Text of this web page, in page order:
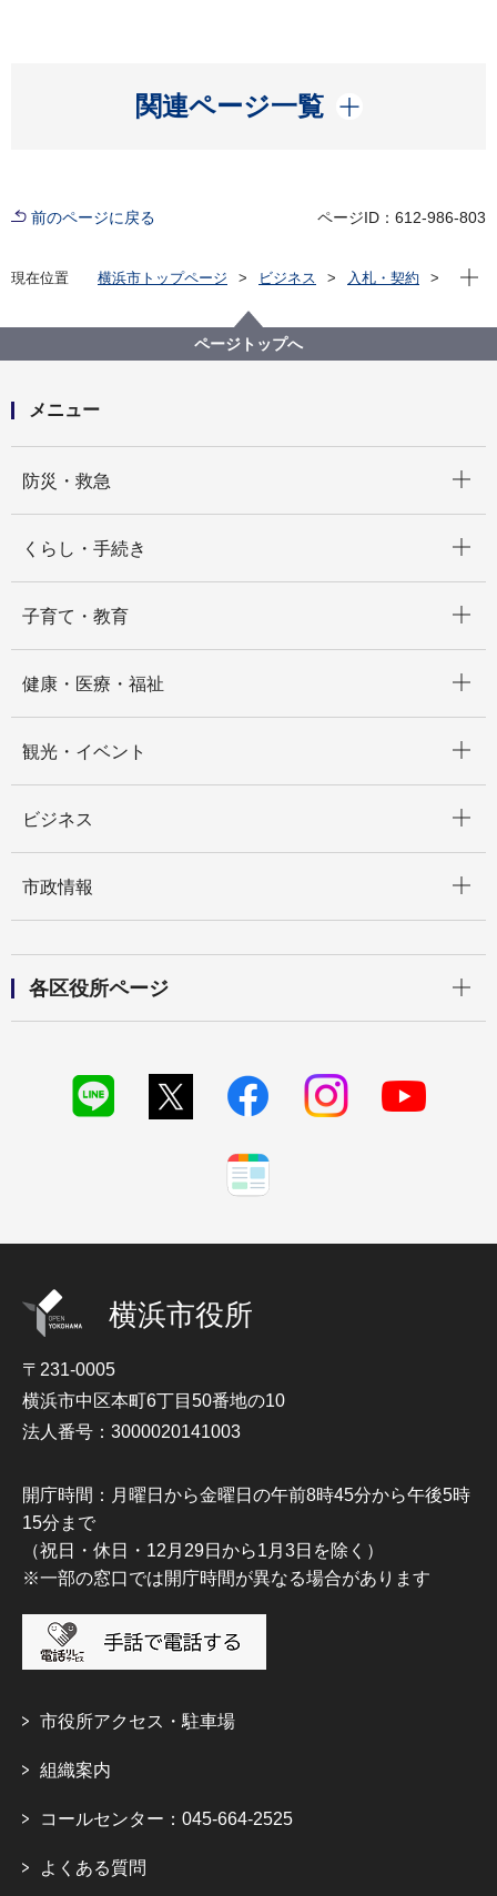
関連ページ一覧
開く
前のページに戻る ページID：612-986-803
現在位置 横浜市トップページ ビジネス
入札・契約
【入札結果掲載】【一般競争入札】本市施設資源物
（古紙）下半期収集運搬資源化業務委託（第１ブロッ
現在
ページトップへ
メニュー
防災・救急
くらし・手続き
子育て・教育
健康・医療・福祉
観光・イベント
ビジネス
市政情報
各区役所ページ
横浜市役所
〒231-0005
横浜市中区本町6丁目50番地の10
法人番号：3000020141003
開庁時間：月曜日から金曜日の午前8時45分から午後5時
15分まで
（祝日・休日・12月29日から1月3日を除く）
※一部の窓口では開庁時間が異なる場合があります
市役所アクセス・駐車場
組織案内
コールセンター：045-664-2525
よくある質問